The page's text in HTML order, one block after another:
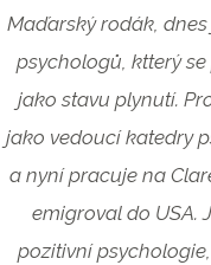
Maďarský rodák,
psychologů, ktterý
jako stavu plynutí.
jako vedoucí katedry
a nyní pracuje na
emigroval do USA.
pozitivní